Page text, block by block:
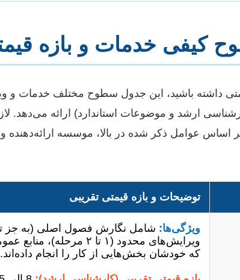
کیفی خدمات و بازه
داشته باشید، این جدول سطوح مختلف خدمات و
ارشد و موضوعات استاندارد) ارائه می‌دهد.
بر اساس عوامل ذکر شده در بالا، موسسه ارائه‌دهنده
توضیحات و بازه قیمتی تقریبی
ویژگی‌ها: شامل نگارش فصول اصلی (به جز
ویرایش‌های محدود (۱ تا ۲
که خودشان بخش‌هایی از کار را انجام داده‌اند.